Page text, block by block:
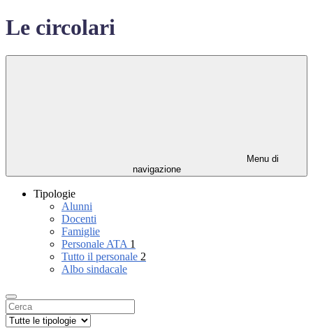
Le circolari
Menu di
navigazione
Tipologie
Alunni
Docenti
Famiglie
Personale ATA 1
Tutto il personale 2
Albo sindacale